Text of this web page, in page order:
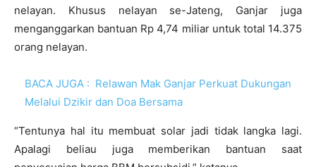
nelayan. Khusus nelayan se-Jateng, Ganjar juga
menganggarkan bantuan Rp 4,74 miliar untuk total 14.375
orang nelayan.
BACA JUGA : Relawan Mak Ganjar Perkuat Dukungan
Melalui Dzikir dan Doa Bersama
“Tentunya hal itu membuat solar jadi tidak langka lagi.
Apalagi beliau juga memberikan bantuan saat